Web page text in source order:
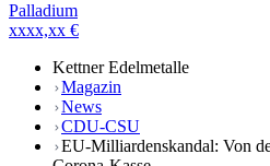
Palladium
xxxx,xx €
Kettner Edelmetalle
Magazin
News
CDU-CSU
EU-Milliardenskandal: Von